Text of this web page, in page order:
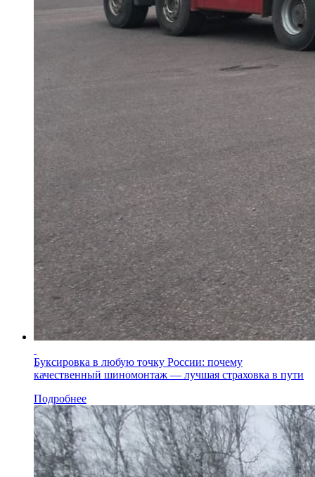
Буксировка в любую точку России: почему
качественный шиномонтаж — лучшая страховка в пути
Подробнее